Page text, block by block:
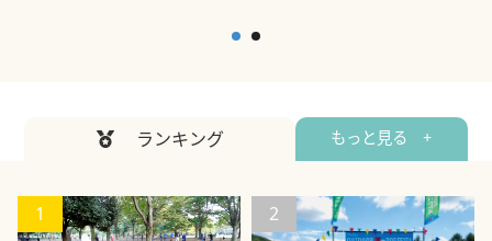
ランキング もっと見る +
1 2